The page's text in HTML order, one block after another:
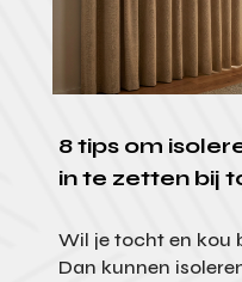
8 tips om
in te zetten bij
Wil je tocht en kou
Dan kunnen